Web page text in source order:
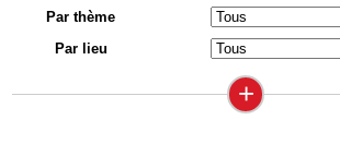
Par thème
Par lieu
+